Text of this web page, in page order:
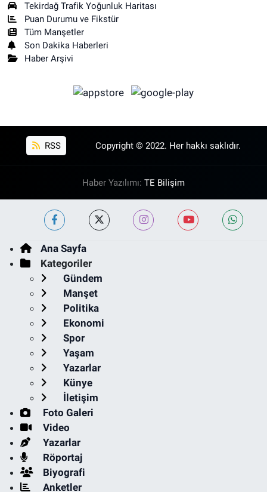
Tekirdağ Trafik Yoğunluk Haritası
Puan Durumu ve Fikstür
Tüm Manşetler
Son Dakika Haberleri
Haber Arşivi
RSS Copyright © 2022. Her hakkı saklıdır.
Haber Yazılımı: TE Bilişim
Ana Sayfa
Kategoriler
Gündem
Manşet
Politika
Ekonomi
Spor
Yaşam
Yazarlar
Künye
İletişim
Foto Galeri
Video
Yazarlar
Röportaj
Biyografi
Anketler